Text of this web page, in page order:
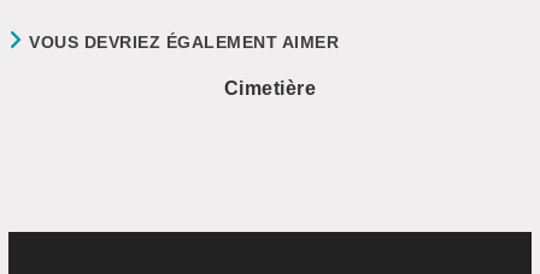
VOUS DEVRIEZ ÉGALEMENT AIMER
Cimetière